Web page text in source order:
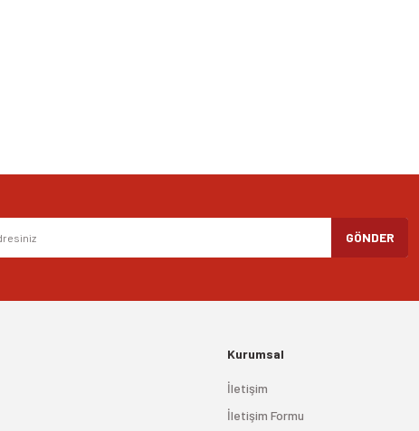
GÖNDER
Kurumsal
İletişim
İletişim Formu